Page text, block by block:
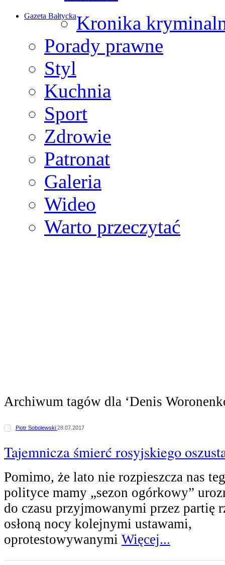
Gazeta BałtyckaKronika
Porady prawne
Styl
Kuchnia
Sport
Zdrowie
Patronat
Galeria
Wideo
Warto przeczytać
Archiwum tagów dla ‘Denis
Piotr Sobolewski 28.07.2017
Tajemnicza śmierć rosyjskiego
Pomimo, że lato nie rozpieszcza nas
polityce mamy „sezon ogórkowy”
do czasu przyjmowanymi przez partię
osłoną nocy kolejnymi ustawami,
oprotestowywanymi Więcej...